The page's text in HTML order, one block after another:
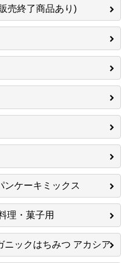
売終了商品あり)
ンケーキミックス
理・菓子用
ニックはちみつ アカシア